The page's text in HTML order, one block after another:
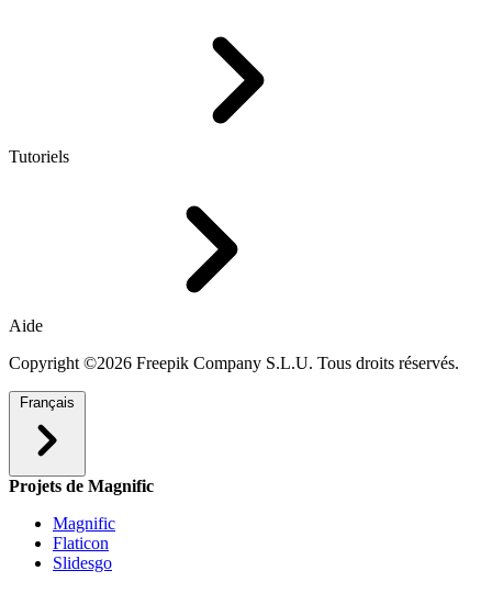
Tutoriels
Aide
Copyright ©2026 Freepik Company S.L.U. Tous droits réservés.
Français
Projets de Magnific
Magnific
Flaticon
Slidesgo